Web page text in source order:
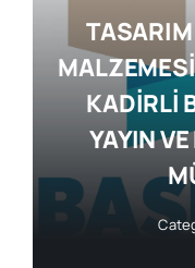
KADİRLİ
YAYIN